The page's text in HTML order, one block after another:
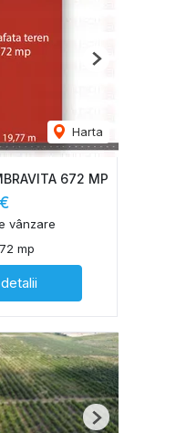
Harta
Next
672 MP
vânzare
mp
Next